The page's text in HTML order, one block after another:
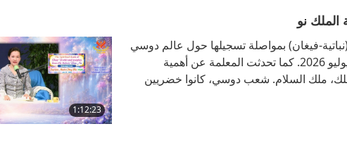
نو
1:12:23
فيغان) بمواصلة تسجيلها حول عالم دوسي
المذهل وحاكمه الرحيم، جلالة الملك نو، يوم الثلاثاء، 21 يوليو 2026. كما تحدثت المعلمة عن أهمية
ملك السلام. شعب دوسي، كانوا خضريين
بفضل طاقة المحبة النابعة من نعمة الله،